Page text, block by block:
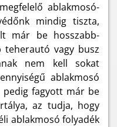
ablakmosó-
mindig tiszta,
már be hosszabb-
vagy busz
nem kell sokat
ablakmosó
pedig fagyott már be
az tudja, hogy
ablakmosó folyadék